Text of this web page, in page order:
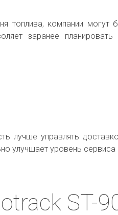
топлива, компании могут
заранее
лучше управлять
улучшает уровень
ST-